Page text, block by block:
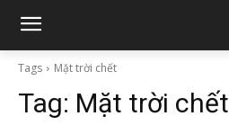
Tags Mặt trời chết
Tag: Mặt trời chết